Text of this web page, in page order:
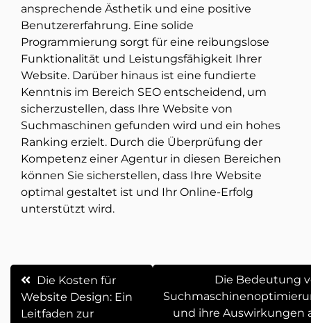
ansprechende Ästhetik und eine positive
Benutzererfahrung. Eine solide
Programmierung sorgt für eine reibungslose
Funktionalität und Leistungsfähigkeit Ihrer
Website. Darüber hinaus ist eine fundierte
Kenntnis im Bereich SEO entscheidend, um
sicherzustellen, dass Ihre Website von
Suchmaschinen gefunden wird und ein hohes
Ranking erzielt. Durch die Überprüfung der
Kompetenz einer Agentur in diesen Bereichen
können Sie sicherstellen, dass Ihre Website
optimal gestaltet ist und Ihr Online-Erfolg
unterstützt wird.
Beitrags-
Navigation
Die Kosten für
Website Design: Ein
Leitfaden zur
Die Bedeutung
und ihre Auswirkungen